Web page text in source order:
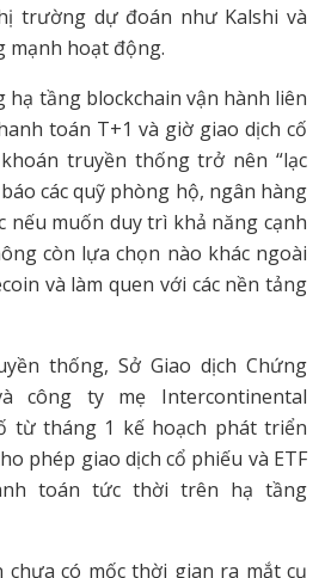
trường dự đoán như Kalshi và
mạnh hoạt động.
hạ tầng blockchain vận hành liên
toán T+1 và giờ giao dịch cố
truyền thống trở nên “lạc
các quỹ phòng hộ, ngân hàng
nếu muốn duy trì khả năng cạnh
còn lựa chọn nào khác ngoài
và làm quen với các nền tảng
thống, Sở Giao dịch Chứng
công ty mẹ Intercontinental
từ tháng 1 kế hoạch phát triển
phép giao dịch cổ phiếu và ETF
toán tức thời trên hạ tầng
chưa có mốc thời gian ra mắt cụ